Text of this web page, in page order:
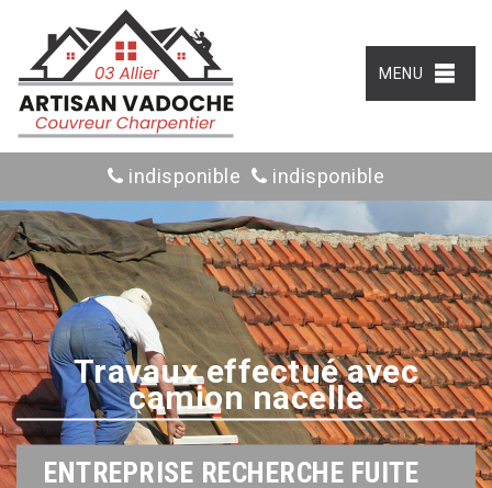
MENU
indisponible indisponible
Travaux effectué avec
camion nacelle
ENTREPRISE RECHERCHE FUITE